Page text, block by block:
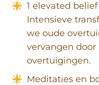
1 elevated
Intensieve
we oude
vervangen
overtuigingen.
Meditaties en